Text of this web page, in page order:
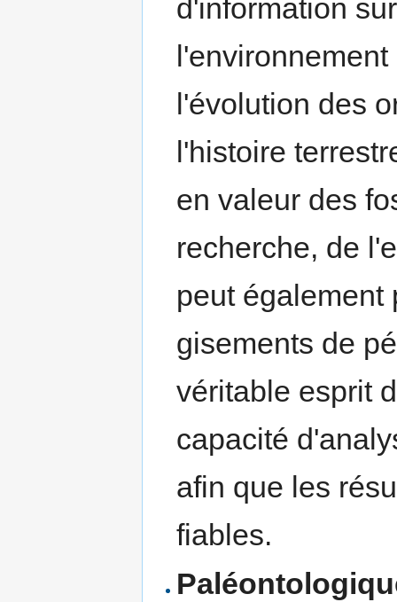
d'information
l'évolution des
l'histoire
en valeur des
recherche, de
peut également
gisements de
véritable esprit
capacité
afin que les
fiables.